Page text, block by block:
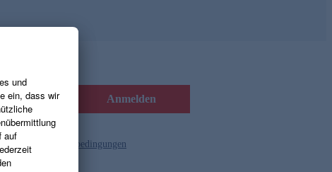
Anmelden
und die Gutscheinbedingungen